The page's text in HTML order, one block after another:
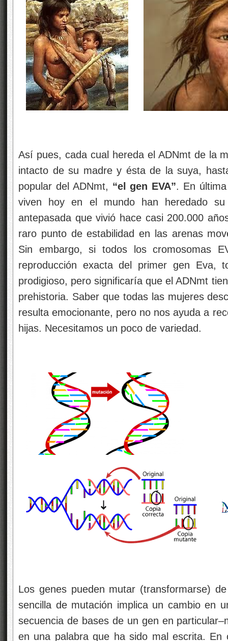
Así pues, cada cual hereda el ADNmt de la
intacto de su madre y ésta de la suya,
popular del ADNmt, “el gen EVA”. En
viven hoy en el mundo han heredado
antepasada que vivió hace casi 200.000
raro punto de estabilidad en las arenas
Sin embargo, si todos los cromosomas
reproducción exacta del primer gen Eva,
prodigioso, pero significaría que el ADNmt
prehistoria. Saber que todas las mujeres
resulta emocionante, pero no nos ayuda a
hijas. Necesitamos un poco de variedad.
Los genes pueden mutar (transformarse)
sencilla de mutación implica un cambio en
secuencia de bases de un gen en
en una palabra que ha sido mal escrita.